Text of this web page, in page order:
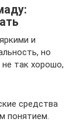
и
но
так хорошо,
средства
понятием.